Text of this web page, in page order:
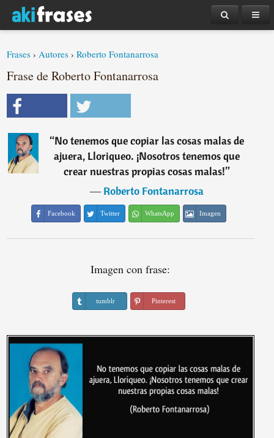
Frases ›Autores ›Roberto Fontanarrosa
Frase de Roberto Fontanarrosa
“No tenemos que copiar las cosas malas de
ajuera, Lloriqueo. ¡Nosotros tenemos que
crear nuestras propias cosas malas!”
―Roberto Fontanarrosa
Facebook Twitter WhatsApp Imagen
Imagen con frase:
tumblr Pinterest